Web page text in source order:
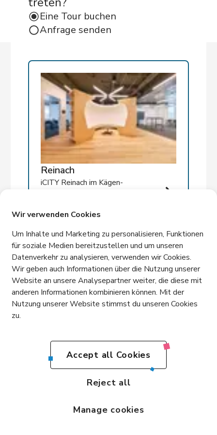
Eine Tour buchen
Anfrage senden
Reinach
iCITY Reinach im Kägen-
Basel SBB entfernt
Home
Labore
iCITY Reinach
Community
Über uns
Standorte
iCITY Reinach
Neuhofstrasse 11
Kontakt
info@icity.swiss
Kontakt aufnehmen
DE
EN
made with
by Mindnow AG
Wir verwenden Cookies
Um Inhalte und Marketing zu personalisieren, Funktionen
für soziale Medien bereitzustellen und um unseren
Datenverkehr zu analysieren, verwenden wir Cookies.
Wir geben auch Informationen über die Nutzung unserer
Website an unsere Analysepartner weiter, die diese mit
anderen Informationen kombinieren können. Mit der
Nutzung unserer Website stimmst du unseren Cookies
zu.
Manage cookies
Reject all
Accept all Cookies